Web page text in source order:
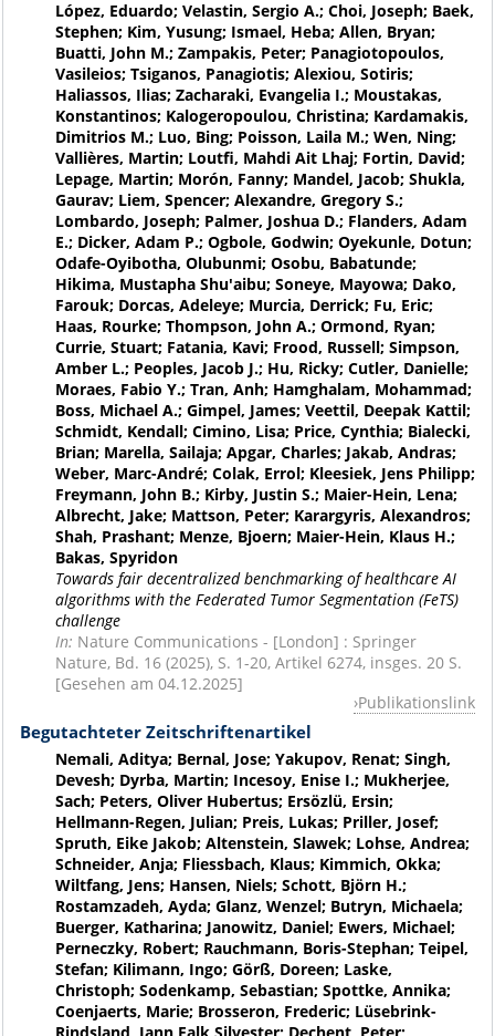
López, Eduardo; Velastin, Sergio A.; Choi, Joseph; Baek,
Stephen; Kim, Yusung; Ismael, Heba; Allen, Bryan;
Buatti, John M.; Zampakis, Peter; Panagiotopoulos,
Vasileios; Tsiganos, Panagiotis; Alexiou, Sotiris;
Haliassos, Ilias; Zacharaki, Evangelia I.; Moustakas,
Konstantinos; Kalogeropoulou, Christina; Kardamakis,
Dimitrios M.; Luo, Bing; Poisson, Laila M.; Wen, Ning;
Vallières, Martin; Loutfi, Mahdi Ait Lhaj; Fortin, David;
Lepage, Martin; Morón, Fanny; Mandel, Jacob; Shukla,
Gaurav; Liem, Spencer; Alexandre, Gregory S.;
Lombardo, Joseph; Palmer, Joshua D.; Flanders, Adam
E.; Dicker, Adam P.; Ogbole, Godwin; Oyekunle, Dotun;
Odafe-Oyibotha, Olubunmi; Osobu, Babatunde;
Hikima, Mustapha Shu'aibu; Soneye, Mayowa; Dako,
Farouk; Dorcas, Adeleye; Murcia, Derrick; Fu, Eric;
Haas, Rourke; Thompson, John A.; Ormond, Ryan;
Currie, Stuart; Fatania, Kavi; Frood, Russell; Simpson,
Amber L.; Peoples, Jacob J.; Hu, Ricky; Cutler, Danielle;
Moraes, Fabio Y.; Tran, Anh; Hamghalam, Mohammad;
Boss, Michael A.; Gimpel, James; Veettil, Deepak Kattil;
Schmidt, Kendall; Cimino, Lisa; Price, Cynthia; Bialecki,
Brian; Marella, Sailaja; Apgar, Charles; Jakab, Andras;
Weber, Marc-André; Colak, Errol; Kleesiek, Jens Philipp;
Freymann, John B.; Kirby, Justin S.; Maier-Hein, Lena;
Albrecht, Jake; Mattson, Peter; Karargyris, Alexandros;
Shah, Prashant; Menze, Bjoern; Maier-Hein, Klaus H.;
Bakas, Spyridon
Towards fair decentralized benchmarking of healthcare AI
algorithms with the Federated Tumor Segmentation (FeTS)
challenge
In: Nature Communications - [London] : Springer
Nature, Bd. 16 (2025), S. 1-20, Artikel 6274, insges. 20 S.
[Gesehen am 04.12.2025]
Publikationslink
Begutachteter Zeitschriftenartikel
Nemali, Aditya; Bernal, Jose; Yakupov, Renat; Singh,
Devesh; Dyrba, Martin; Incesoy, Enise I.; Mukherjee,
Sach; Peters, Oliver Hubertus; Ersözlü, Ersin;
Hellmann-Regen, Julian; Preis, Lukas; Priller, Josef;
Spruth, Eike Jakob; Altenstein, Slawek; Lohse, Andrea;
Schneider, Anja; Fliessbach, Klaus; Kimmich, Okka;
Wiltfang, Jens; Hansen, Niels; Schott, Björn H.;
Rostamzadeh, Ayda; Glanz, Wenzel; Butryn, Michaela;
Buerger, Katharina; Janowitz, Daniel; Ewers, Michael;
Perneczky, Robert; Rauchmann, Boris-Stephan; Teipel,
Stefan; Kilimann, Ingo; Görß, Doreen; Laske,
Christoph; Sodenkamp, Sebastian; Spottke, Annika;
Coenjaerts, Marie; Brosseron, Frederic; Lüsebrink-
Rindsland, Jann Falk Silvester; Dechent, Peter;